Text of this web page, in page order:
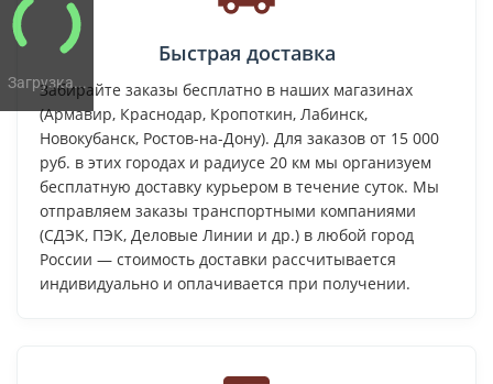
Загрузка...
Быстрая доставка
Забирайте заказы бесплатно в наших магазинах
(Армавир, Краснодар, Кропоткин, Лабинск,
Новокубанск, Ростов-на-Дону). Для заказов от 15 000
руб. в этих городах и радиусе 20 км мы организуем
бесплатную доставку курьером в течение суток. Мы
отправляем заказы транспортными компаниями
(СДЭК, ПЭК, Деловые Линии и др.) в любой город
России — стоимость доставки рассчитывается
индивидуально и оплачивается при получении.